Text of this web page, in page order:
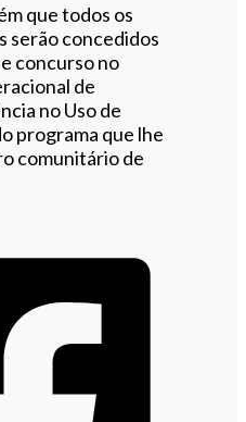
que todos os
serão concedidos
concurso no
de
no Uso de
programa que lhe
comunitário de